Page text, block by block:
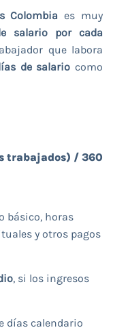
Colombia es muy
salario por cada
que labora
de salario como
trabajados) / 360
básico, horas
y otros pagos
, si los ingresos
días calendario